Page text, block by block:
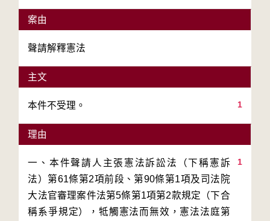
案由
聲請解釋憲法
主文
1
本件不受理。
理由
1
一、本件聲請人主張憲法訴訟法（下稱憲訴
法）第61條第2項前段、第90條第1項及司法院
大法官審理案件法第5條第1項第2款規定（下合
稱系爭規定），牴觸憲法而無效，憲法法庭第